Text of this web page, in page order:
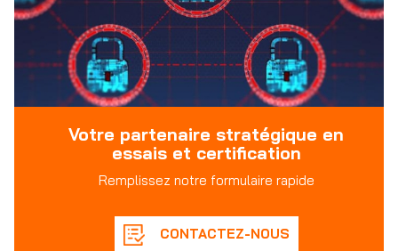
Votre partenaire stratégique en
essais et certification
Remplissez notre formulaire rapide
CONTACTEZ-NOUS